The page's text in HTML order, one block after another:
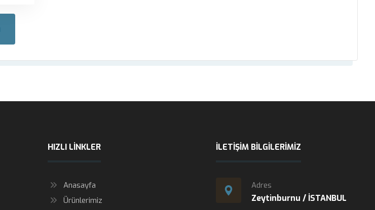
HIZLI LINKLER
Anasayfa
Ürünlerimiz
İLETIŞIM BILGILERIMIZ
Adres
Zeytinburnu / İSTANBUL